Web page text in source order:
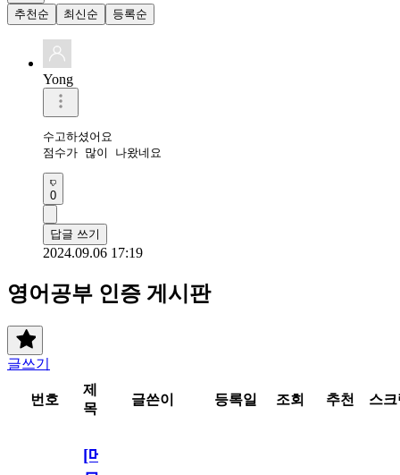
추천순
최신순 등록순
Yong
수고하셨어요
점수가 많이 나왔네요
0
답글 쓰기
2024.09.06 17:19
영어공부 인증 게시판
글쓰기
번호
제
목
글쓴이 등록일 조회 추천 스
[메